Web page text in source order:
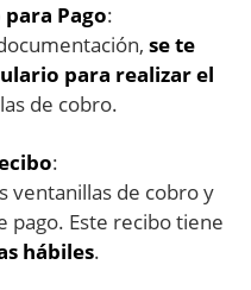
Pago:
se te
para realizar el
de cobro.
:
ventanillas de cobro y
pago. Este recibo tiene
hábiles.